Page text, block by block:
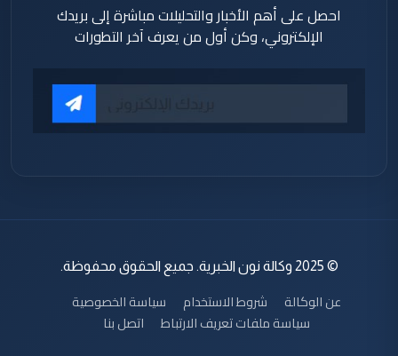
احصل على أهم الأخبار والتحليلات مباشرة إلى بريدك
الإلكتروني، وكن أول من يعرف آخر التطورات
© 2025 وكالة نون الخبرية. جميع الحقوق محفوظة.
عن الوكالة شروط الاستخدام
سياسة الخصوصية
سياسة ملفات تعريف الارتباط
اتصل بنا